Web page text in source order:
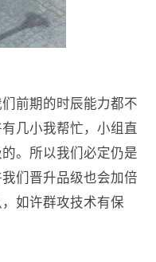
前期的时辰能力都不
几小我帮忙，小组直
。所以我们必定仍是
们晋升品级也会加倍
如许群攻技术有保